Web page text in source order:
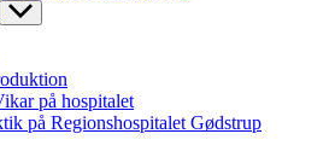
på hospitalet
på Regionshospitalet Gødstrup